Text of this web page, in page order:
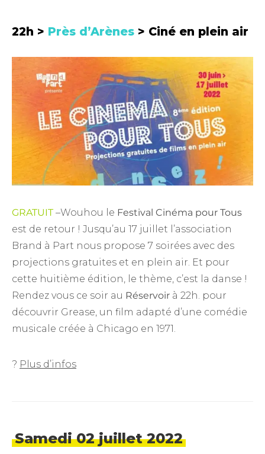
22h > Près d’Arènes > Ciné en plein air
GRATUIT –Wouhou le Festival Cinéma pour Tous
est de retour ! Jusqu’au 17 juillet l’association
Brand à Part nous propose 7 soirées avec des
projections gratuites et en plein air. Et pour
cette huitième édition, le thème, c’est la danse !
Rendez vous ce soir au Réservoir à 22h. pour
découvrir Grease, un film adapté d’une comédie
musicale créée à Chicago en 1971.
? Plus d’infos
Samedi 02 juillet 2022